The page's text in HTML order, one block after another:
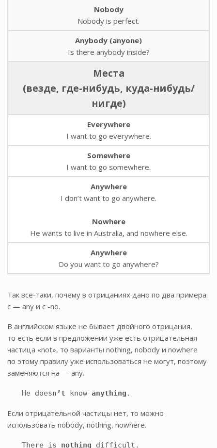
Nobody
Nobody is perfect.
Anybody (anyone)
Is there anybody inside?
Места
(везде, где-нибудь, куда-нибудь/
нигде)
Everywhere
I want to go everywhere.
Somewhere
I want to go somewhere.
Anywhere
I don’t want to go anywhere.
Nowhere
He wants to live in Australia, and nowhere else.
Anywhere
Do you want to go anywhere?
Так всё-таки, почему в отрицаниях дано по два примера:
с — any и с -no.
В английском языке не бывает двойного отрицания,
то есть если в предложении уже есть отрицательная
частица «not», то варианты nothing, nobody и nowhere
по этому правилу уже использоваться не могут, поэтому
заменяются на — any.
He doesn’t know anything .
Если отрицательной частицы нет, то можно
использовать nobody, nothing, nowhere.
There is nothing difficult.